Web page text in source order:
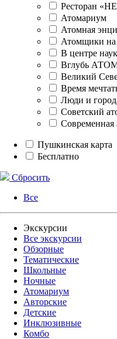
Ресторан
Атомариум
Атомная
Атомщики
В центре
Вглубь
Великий
Время
Люди и
Советский
Пушкинская карта
Бесплатно
Сбросить
Все
Экскурсии
Все экскурсии
Обзорные
Тематические
Школьные
Ночные
Атомариум
Авторские
Детские
Инклюзивные
Комбо